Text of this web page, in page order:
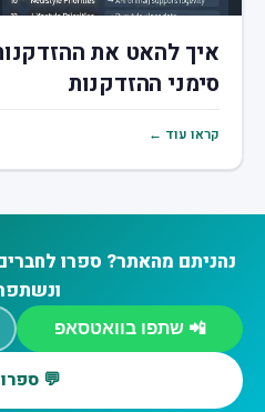
סימני ההזדקנות
קראו עוד ←
נהניתם מהאתר? ספרו
📲 שתפו בוואטסאפ
💬